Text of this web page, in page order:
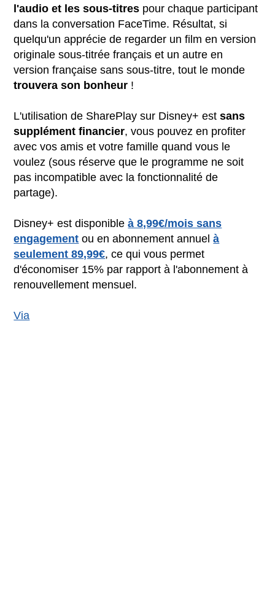
l'audio et les sous-titres pour chaque participant
dans la conversation FaceTime. Résultat, si
quelqu'un apprécie de regarder un film en version
originale sous-titrée français et un autre en
version française sans sous-titre, tout le monde
trouvera son bonheur !
L'utilisation de SharePlay sur Disney+ estsans
supplément financier, vous pouvez en profiter
avec vos amis et votre famille quand vous le
voulez (sous réserve que le programme ne soit
pas incompatible avec la fonctionnalité de
partage).
Disney+ est disponibleà 8,99€/mois sans
engagement ou en abonnement annuelà
seulement 89,99€, ce qui vous permet
d'économiser 15% par rapport à l'abonnement à
renouvellement mensuel.
Via